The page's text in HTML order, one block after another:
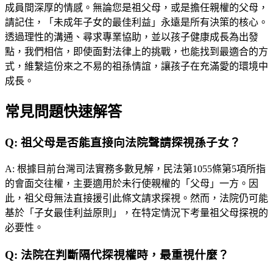
成員間深厚的情感。無論您是祖父母，或是擔任親權的父母，
請記住，「未成年子女的最佳利益」永遠是所有決策的核心。
透過理性的溝通、尋求專業協助，並以孩子健康成長為出發
點，我們相信，即使面對法律上的挑戰，也能找到最適合的方
式，維繫這份來之不易的祖孫情誼，讓孩子在充滿愛的環境中
成長。
常見問題快速解答
Q: 祖父母是否能直接向法院聲請探視孫子女？
A: 根據目前台灣司法實務多數見解，民法第1055條第5項所指
的會面交往權，主要適用於未行使親權的「父母」一方。因
此，祖父母無法直接援引此條文請求探視。然而，法院仍可能
基於「子女最佳利益原則」，在特定情況下考量祖父母探視的
必要性。
Q: 法院在判斷隔代探視權時，最重視什麼？